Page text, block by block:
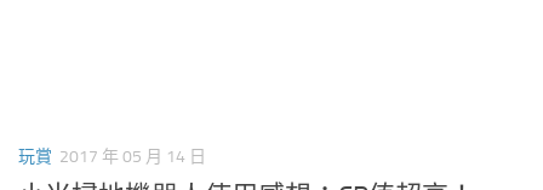
玩賞 2017 年 05 月 14 日